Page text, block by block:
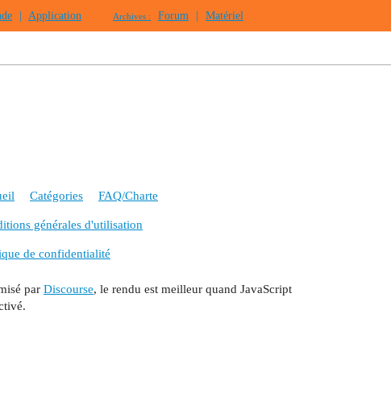
Application Archives : Forum Matériel
Catégories FAQ/Charte
générales d'utilisation
de confidentialité
par Discourse, le rendu est meilleur quand JavaScript